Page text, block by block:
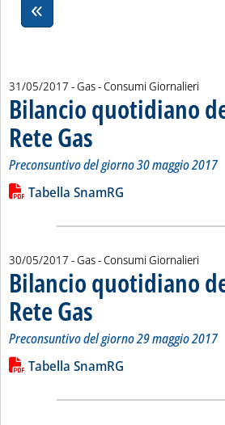
31/05/2017 - Gas - Consumi Giornalieri
Bilancio quotidiano
Rete Gas . Sottotitolo: Preconsuntivo del
. Pubblicata mercoledì 31 maggio
Preconsuntivo del giorno 30 maggio 2017
Leggi tutta la notizia: 'Bilancio
Lista allegati PDF alla notizia
Tabella SnamRG
30/05/2017 - Gas - Consumi Giornalieri
Bilancio quotidiano
Rete Gas . Sottotitolo: Preconsuntivo del
. Pubblicata martedì 30 maggio
Preconsuntivo del giorno 29 maggio 2017
Leggi tutta la notizia: 'Bilancio
Lista allegati PDF alla notizia
Tabella SnamRG